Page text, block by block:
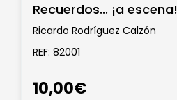
Recuerdos... ¡a escena!
Ricardo Rodríguez Calzón
REF: 82001
10,00€